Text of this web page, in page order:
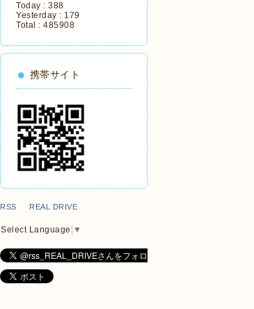
Today : 388
Yesterday : 179
Total : 485908
携帯サイト
RSS REAL DRIVE
Select Language ▼